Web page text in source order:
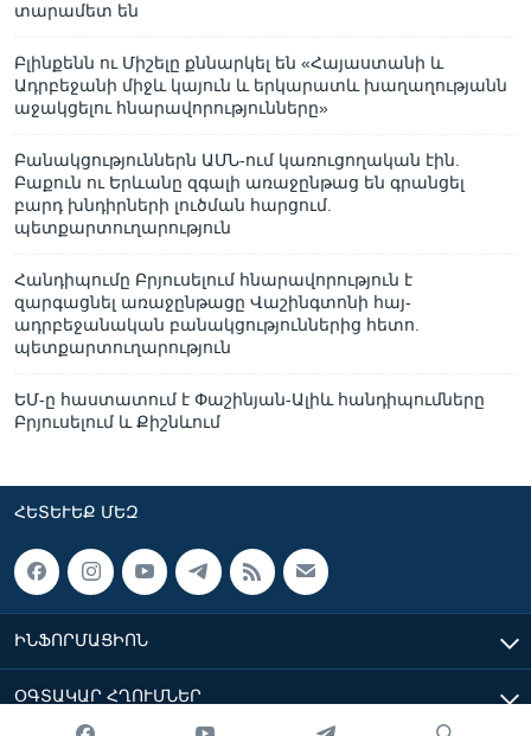
տարամետ են
Բլինքենն ու Միշելը քննարկել են «Հայաստանի և
Ադրբեջանի միջև կայուն և երկարատև խաղաղությանն
աջակցելու հնարավորությունները»
Բանակցություններն ԱՄՆ-ում կառուցողական էին.
Բաքուն ու Երևանը զգալի առաջընթաց են գրանցել
բարդ խնդիրների լուծման հարցում.
պետքարտուղարություն
Հանդիպումը Բրյուսելում հնարավորություն է
զարգացնել առաջընթացը Վաշինգտոնի հայ-
ադրբեջանական բանակցություններից հետո.
պետքարտուղարություն
ԵՄ-ը հաստատում է Փաշինյան-Ալիև հանդիպումները
Բրյուսելում և Քիշնևում
ՀԵՏԵՒԵՔ ՄԵԶ
ԻՆՖՈՐՄԱՑԻՈՆ
ՕԳՏԱԿԱՐ ՀՂՈՒՄՆԵՐ